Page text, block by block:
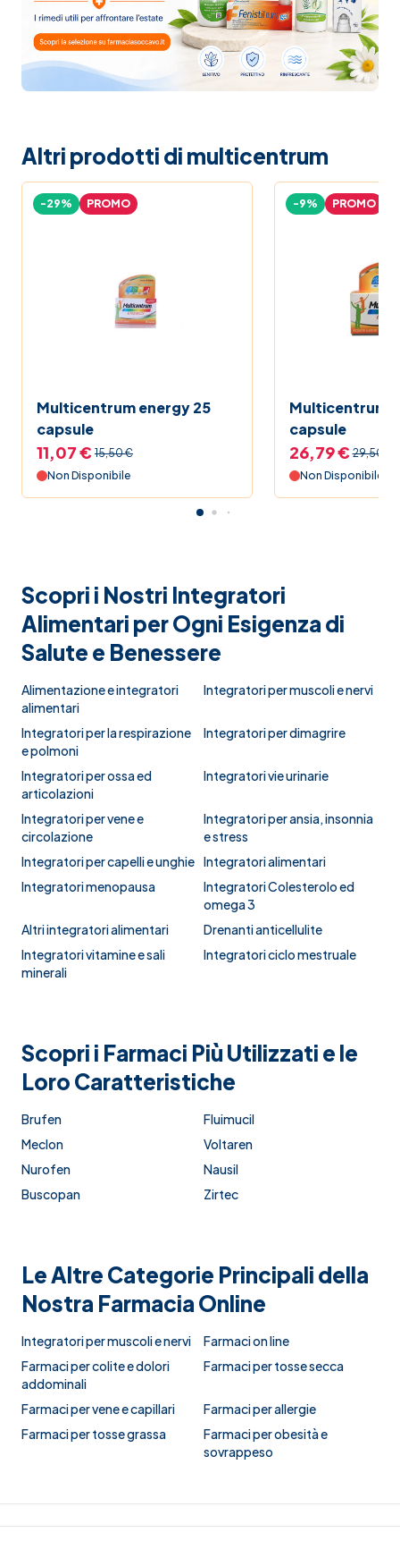
Altri prodotti di multicentrum
Multicentrum energy 25
capsule
-29% PROMO
11,07 € 15,50 €
Non Disponibile
Multicentrum energy 60
capsule
-9% PROMO
26,79 € 29,50 €
Non Disponibile
Scopri i Nostri Integratori
Alimentari per Ogni Esigenza di
Salute e Benessere
Alimentazione e integratori
alimentari
Integratori per muscoli e nervi
Integratori per la respirazione
e polmoni
Integratori per dimagrire
Integratori per ossa ed
articolazioni
Integratori vie urinarie
Integratori per vene e
circolazione
Integratori per ansia, insonnia
e stress
Integratori per capelli e unghie Integratori alimentari
Integratori menopausa
Integratori Colesterolo ed
omega 3
Altri integratori alimentari
Drenanti anticellulite
Integratori vitamine e sali
minerali
Integratori ciclo mestruale
Scopri i Farmaci Più Utilizzati e le
Loro Caratteristiche
Brufen
Fluimucil
Meclon
Voltaren
Nurofen
Nausil
Buscopan
Zirtec
Le Altre Categorie Principali della
Nostra Farmacia Online
Integratori per muscoli e nervi
Farmaci on line
Farmaci per colite e dolori
addominali
Farmaci per tosse secca
Farmaci per vene e capillari
Farmaci per allergie
Farmaci per tosse grassa
Farmaci per obesità e
sovrappeso